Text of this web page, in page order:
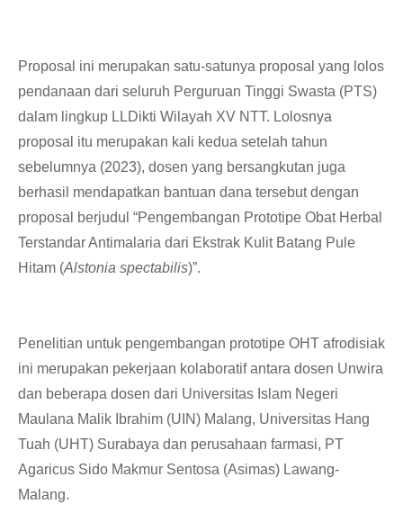
Proposal ini merupakan satu-satunya proposal yang lolos
pendanaan dari seluruh Perguruan Tinggi Swasta (PTS)
dalam lingkup LLDikti Wilayah XV NTT. Lolosnya
proposal itu merupakan kali kedua setelah tahun
sebelumnya (2023), dosen yang bersangkutan juga
berhasil mendapatkan bantuan dana tersebut dengan
proposal berjudul “Pengembangan Prototipe Obat Herbal
Terstandar Antimalaria dari Ekstrak Kulit Batang Pule
Hitam (Alstonia spectabilis)”.
Penelitian untuk pengembangan prototipe OHT afrodisiak
ini merupakan pekerjaan kolaboratif antara dosen Unwira
dan beberapa dosen dari Universitas Islam Negeri
Maulana Malik Ibrahim (UIN) Malang, Universitas Hang
Tuah (UHT) Surabaya dan perusahaan farmasi, PT
Agaricus Sido Makmur Sentosa (Asimas) Lawang-
Malang.